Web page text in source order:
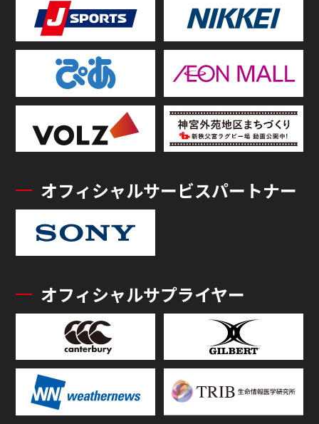
オフィシャルサービスパートナー
オフィシャルサプライヤー